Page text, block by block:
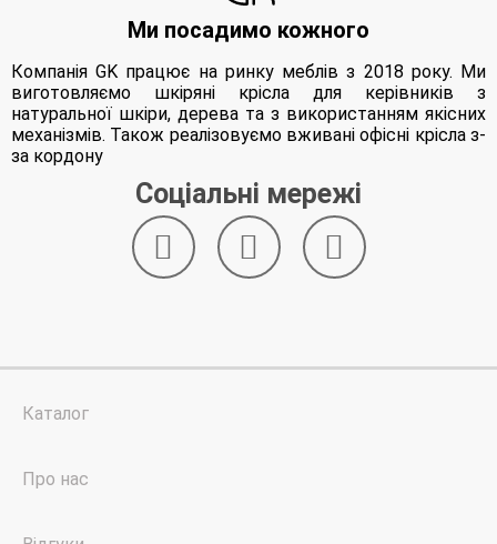
Ми посадимо кожного
Компанія GK працює на ринку меблів з 2018 року. Ми
виготовляємо шкіряні крісла для керівників з
натуральної шкіри, дерева та з використанням якісних
механізмів. Також реалізовуємо вживані офісні крісла з-
за кордону
Соціальні мережі
Каталог
Про нас